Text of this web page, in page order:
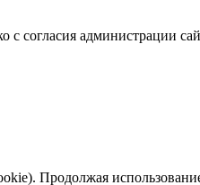
с согласия администрации
Продолжая